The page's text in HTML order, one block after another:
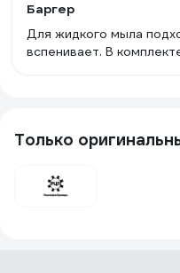
Нм); 1,5 кВт; 380 В; AI
ПГ-00004473
Баргер
Для жидкого мыла
вспенивает. В
Только